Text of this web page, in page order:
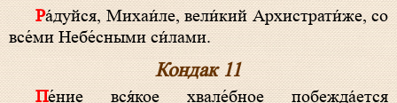
Ра́­дуй­ся, Михаи́ле, ве­ли́­кий Архистрати́же, со
все́­ми Небе́сными си́лами.
Кондак 11
Пе́­ние вся́­кое хва­ле́б­ное побежда́ется